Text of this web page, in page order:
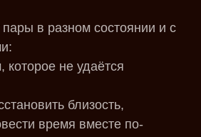
в разном состоянии и с
которое не удаётся
близость,
время вместе по-